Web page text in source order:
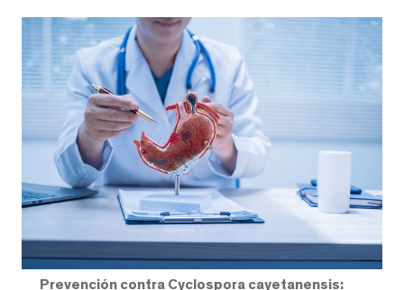
Prevención contra Cyclospora cayetanensis: